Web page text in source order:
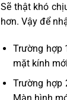
Sẽ thật khó
hơn. Vậy để
Trường hợp
mặt kính
Trường hợp